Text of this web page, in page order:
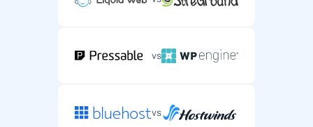
vs
vs